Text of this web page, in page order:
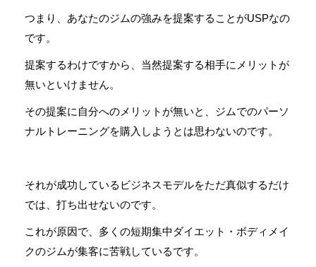
つまり、あなたのジムの強みを提案することがUSPなの
です。
提案するわけですから、当然提案する相手にメリットが
無いといけません。
その提案に自分へのメリットが無いと、ジムでのパーソ
ナルトレーニングを購入しようとは思わないのです。
それが成功しているビジネスモデルをただ真似するだけ
では、打ち出せないのです。
これが原因で、多くの短期集中ダイエット・ボディメイ
クのジムが集客に苦戦しているです。